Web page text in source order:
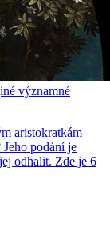
významné
aristokratkám
podání je
odhalit. Zde je 6